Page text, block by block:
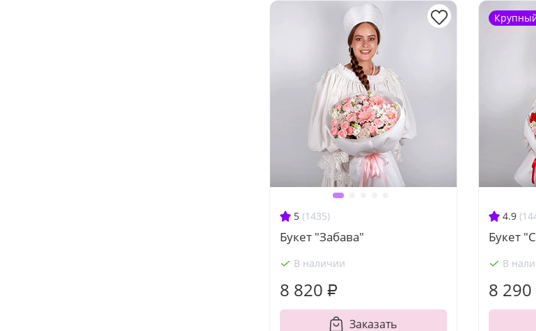
5 (1435)
Букет "Забава"
В наличии
8 820 ₽
Заказать
4.9
Букет
В
8 290